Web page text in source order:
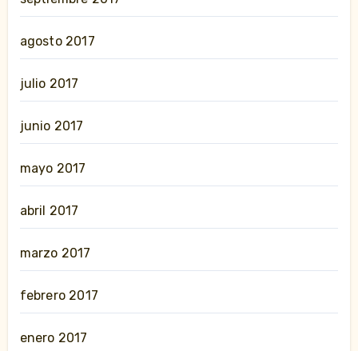
agosto 2017
julio 2017
junio 2017
mayo 2017
abril 2017
marzo 2017
febrero 2017
enero 2017